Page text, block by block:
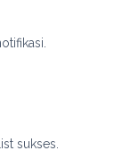
sukses.